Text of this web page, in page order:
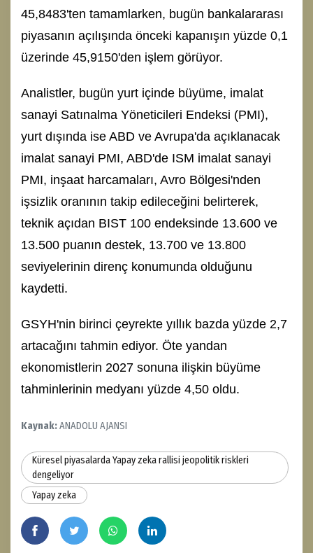
45,8483'ten tamamlarken, bugün bankalararası
piyasanın açılışında önceki kapanışın yüzde 0,1
üzerinde 45,9150'den işlem görüyor.
Analistler, bugün yurt içinde büyüme, imalat
sanayi Satınalma Yöneticileri Endeksi (PMI),
yurt dışında ise ABD ve Avrupa'da açıklanacak
imalat sanayi PMI, ABD'de ISM imalat sanayi
PMI, inşaat harcamaları, Avro Bölgesi'nden
işsizlik oranının takip edileceğini belirterek,
teknik açıdan BIST 100 endeksinde 13.600 ve
13.500 puanın destek, 13.700 ve 13.800
seviyelerinin direnç konumunda olduğunu
kaydetti.
GSYH'nin birinci çeyrekte yıllık bazda yüzde 2,7
artacağını tahmin ediyor. Öte yandan
ekonomistlerin 2027 sonuna ilişkin büyüme
tahminlerinin medyanı yüzde 4,50 oldu.
Kaynak:ANADOLU AJANSI
Küresel piyasalarda Yapay zeka rallisi jeopolitik riskleri
dengeliyor
Yapay zeka